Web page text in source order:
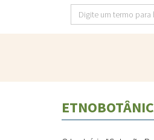
pressione
Enter